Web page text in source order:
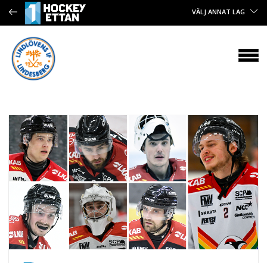
VÄLJ ANNAT LAG